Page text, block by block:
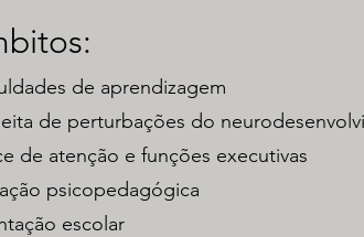
de aprendizagem
de perturbações do
de atenção e funções executivas
psicopedagógica
escolar